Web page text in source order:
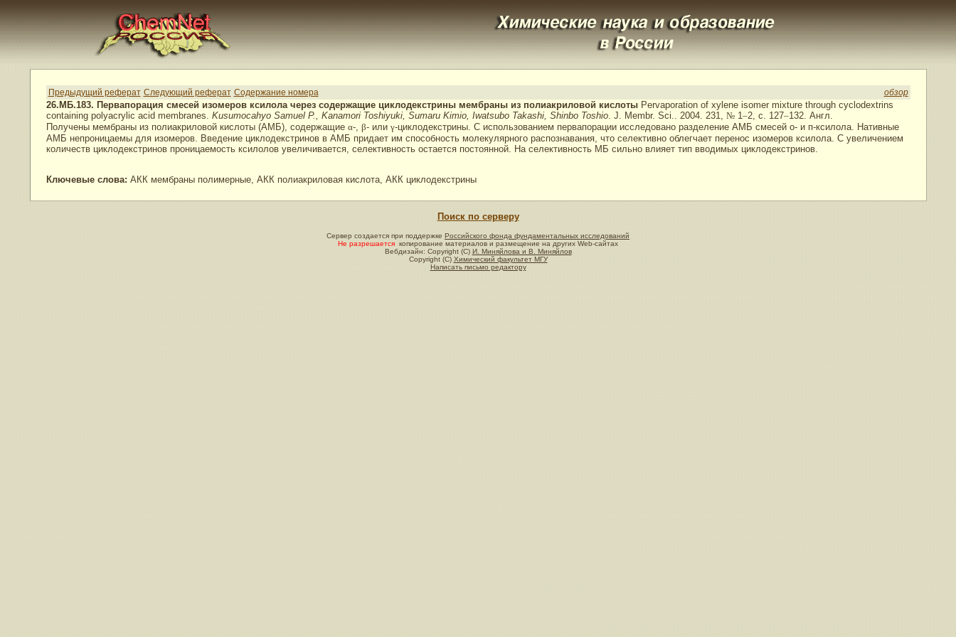
Предыдущий реферат Следующий реферат Содержание номера обзор
26.МБ.183. Первапорация смесей изомеров ксилола через содержащие циклодекстрины мембраны из полиакриловой кислотыPervaporation of xylene isomer mixture through cyclodextrins
containing polyacrylic acid membranes. Kusumocahyo Samuel P., Kanamori Toshiyuki, Sumaru Kimio, Iwatsubo Takashi, Shinbo Toshio. J. Membr. Sci.. 2004. 231, №1–2, с. 127–132. Англ.
Получены мембраны из полиакриловой кислоты (АМБ), содержащие α-, β- или γ-циклодекстрины. С использованием первапорации исследовано разделение АМБ смесей о- и п-ксилола. Нативные
АМБ непроницаемы для изомеров. Введение циклодекстринов в АМБ придает им способность молекулярного распознавания, что селективно облегчает перенос изомеров ксилола. С увеличением
количеств циклодекстринов проницаемость ксилолов увеличивается, селективность остается постоянной. На селективность МБ сильно влияет тип вводимых циклодекстринов.
Ключевые слова: АКК мембраны полимерные, АКК полиакриловая кислота, АКК циклодекстрины
Поиск по серверу
Сервер создается при поддержке Российского фонда фундаментальных исследований
Не разрешается копирование материалов и размещение на других Web-сайтах
Вебдизайн: Copyright (C) И. Миняйлова и В. Миняйлов
Copyright (C) Химический факультет МГУ
Написать письмо редактору